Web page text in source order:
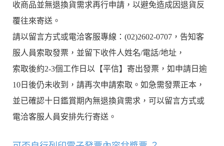
收商品並無退換貨需求再行申請，以避免造成因退貨反
覆往來寄送。
請以留言方式或電洽客服專線：(02)2602-0707，告知客
服人員索取發票，並留下收件人姓名/電話/地址，
索取後約2-3個工作日以【平信】寄出發票，如申請日逾
10日後仍未收到，請再次申請索取。如急需發票正本，
並已確認十日鑑賞期內無退換貨需求，可以留言方式或
電洽客服人員安排先行寄送。